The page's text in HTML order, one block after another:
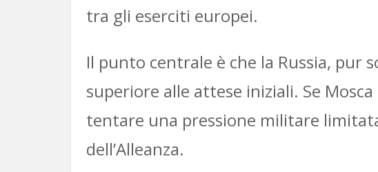
tra gli eserciti europei.
Il punto centrale è che la Russia, pur
superiore alle attese iniziali. Se
tentare una pressione militare
dell’Alleanza.